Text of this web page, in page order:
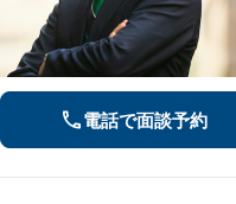
電話で面談予約